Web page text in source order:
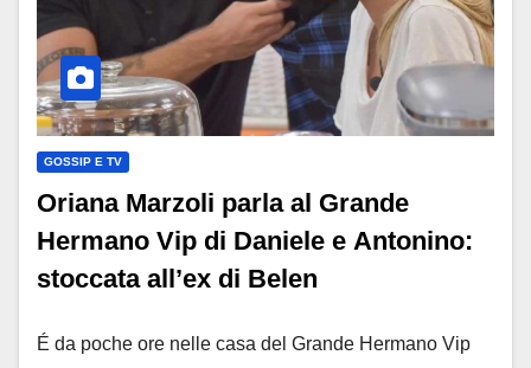
GOSSIP E TV
Oriana Marzoli parla al Grande
Hermano Vip di Daniele e Antonino:
stoccata all’ex di Belen
É da poche ore nelle casa del Grande Hermano Vip